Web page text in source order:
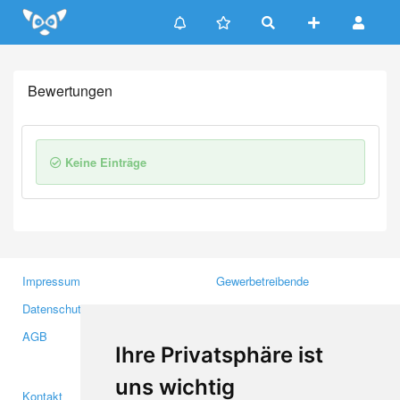
Ihre Privatsphäre ist
uns wichtig
Update cookies preferences
Bewertungen
Keine Einträge
Impressum
Datenschutzerklärung
AGB
Gewerbetreibende
Medien
Kontakt
Facebook